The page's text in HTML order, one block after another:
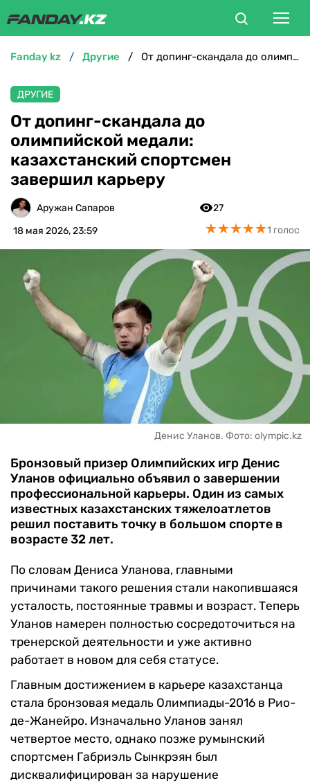
ММА
ТЕННИС
ХОККЕЙ
ВЕЛОСПОРТ
ЧМ-2026
fanday kz другие От допинг-скандала до олимпийской медали: казахстанский спортсмен завершил карьеру
ДРУГИЕ
От допинг-скандала до
олимпийской медали:
казахстанский спортсмен
завершил карьеру
Аружан Сапаров
18 мая 2026, 23:59
27
★★★★★
★★★★★1 голос
Денис Уланов. Фото: olympic.kz
Бронзовый призер Олимпийских игр Денис
Уланов официально объявил о завершении
профессиональной карьеры. Один из самых
известных казахстанских тяжелоатлетов
решил поставить точку в большом спорте в
возрасте 32 лет.
По словам Дениса Уланова, главными
причинами такого решения стали накопившаяся
усталость, постоянные травмы и возраст. Теперь
Уланов намерен полностью сосредоточиться на
тренерской деятельности и уже активно
работает в новом для себя статусе.
Главным достижением в карьере казахстанца
стала бронзовая медаль Олимпиады-2016 в Рио-
де-Жанейро. Изначально Уланов занял
четвертое место, однако позже румынский
спортсмен Габриэль Сынкрэян был
дисквалифицирован за нарушение